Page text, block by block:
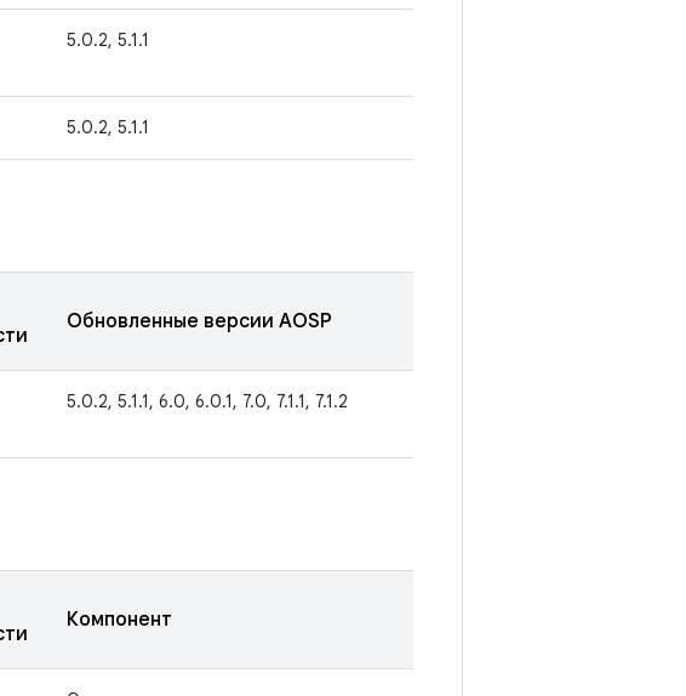
5.0.2, 5.1.1
5.0.2, 5.1.1
Обновленные версии AOSP
5.0.2, 5.1.1, 6.0, 6.0.1, 7.0, 7.1.1, 7.1.2
Компонент